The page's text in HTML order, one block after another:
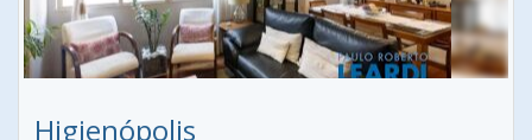
Higienópolis